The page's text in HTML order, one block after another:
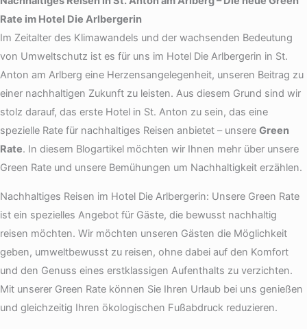
Rate im Hotel Die Arlbergerin
Im Zeitalter des Klimawandels und der wachsenden Bedeutung
von Umweltschutz ist es für uns im Hotel Die Arlbergerin in St.
Anton am Arlberg eine Herzensangelegenheit, unseren Beitrag zu
einer nachhaltigen Zukunft zu leisten. Aus diesem Grund sind wir
stolz darauf, das erste Hotel in St. Anton zu sein, das eine
spezielle Rate für nachhaltiges Reisen anbietet – unsere Green
Rate. In diesem Blogartikel möchten wir Ihnen mehr über unsere
Green Rate und unsere Bemühungen um Nachhaltigkeit erzählen.
Nachhaltiges Reisen im Hotel Die Arlbergerin: Unsere Green Rate
ist ein spezielles Angebot für Gäste, die bewusst nachhaltig
reisen möchten. Wir möchten unseren Gästen die Möglichkeit
geben, umweltbewusst zu reisen, ohne dabei auf den Komfort
und den Genuss eines erstklassigen Aufenthalts zu verzichten.
Mit unserer Green Rate können Sie Ihren Urlaub bei uns genießen
und gleichzeitig Ihren ökologischen Fußabdruck reduzieren.